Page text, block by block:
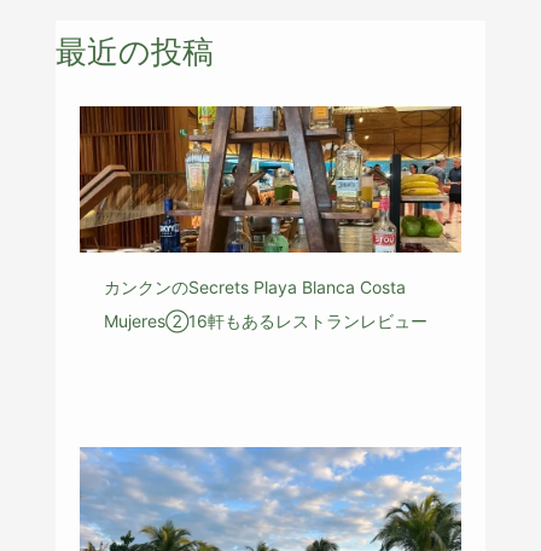
最近の投稿
カンクンのSecrets Playa Blanca Costa
Mujeres②16軒もあるレストランレビュー